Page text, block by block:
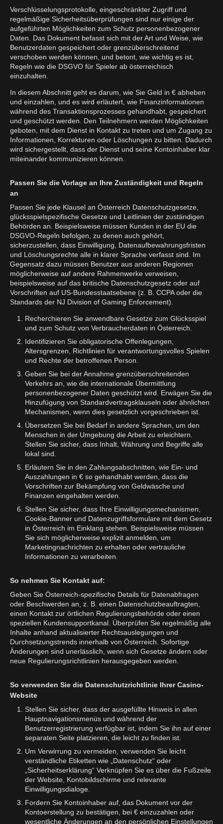
Verschlüsselungsprotokolle, eingeschränkter Zugriff und
regelmäßige Sicherheitsüberprüfungen sind nur einige der
aufgeführten Möglichkeiten zum Schutz personenbezogener
Daten. Das Dokument befasst sich mit der Art und Weise, wie
Benutzerdaten gespeichert oder grenzüberschreitend
verschoben werden können, und betont, wie wichtig es ist,
Regeln wie die DSGVO für Spieler ab österreichisch
einzuhalten.
In diesem Abschnitt geht es darum, wie Sie Geld in € abheben
und einzahlen, und es wird erläutert, wie Finanzinformationen
während des Transaktionsprozesses gehandhabt, gespeichert
und geschützt werden. Den Teilnehmern werden Möglichkeiten
geboten, mit dem Dienst in Kontakt zu treten und um Zugang zu
Informationen, Korrekturen oder Löschungen zu bitten. Dadurch
wird sichergestellt, dass der Dienst und seine Kontoinhaber klar
miteinander kommunizieren können.
Passen Sie die Vorlage an Ihre Zuständigkeit und Regeln
an
Passen Sie jede Klausel an Österreich Datenschutzgesetze,
glücksspielspezifische Gesetze und Leitlinien der zuständigen
Behörden an. Beispielsweise müssen Kunden in der EU die
DSGVO-Regeln befolgen, zu denen auch gehört,
sicherzustellen, dass Einwilligung, Datenaufbewahrungsfristen
und Löschungsrechte alle in klarer Sprache verfasst sind. Im
Gegensatz dazu müssen Benutzer aus anderen Regionen
möglicherweise auf andere Rahmenwerke verweisen,
beispielsweise auf das britische Datenschutzgesetz oder auf
Vorschriften auf US-Bundesstaatsebene (z. B. CCPA oder die
Standards der NJ Division of Gaming Enforcement).
Recherchieren Sie anwendbare Gesetze zum Glücksspiel
und zum Schutz von Verbraucherdaten in Österreich.
Identifizieren Sie obligatorische Offenlegungen,
Altersgrenzen, Richtlinien für verantwortungsvolles Spielen
und Rechte der betroffenen Person.
Geben Sie bei der Annahme grenzüberschreitenden
Verkehrs an, wie die internationale Übermittlung
personenbezogener Daten geschützt wird. Erwägen Sie die
Hinzufügung von Standardvertragsklauseln oder ähnlichen
Mechanismen, wenn dies gesetzlich vorgeschrieben ist.
Übersetzen Sie bei Bedarf in andere Sprachen, um den
Menschen in der Umgebung die Arbeit zu erleichtern.
Stellen Sie sicher, dass Inhalt, Währung und Begriffe alle
lokal sind.
Erläutern Sie in den Zahlungsabschnitten, wie Ein- und
Auszahlungen in € so gehandhabt werden, dass die
Vorschriften zur Bekämpfung von Geldwäsche und
Finanzen eingehalten werden.
Stellen Sie sicher, dass Ihre Einwilligungsmechanismen,
Cookie-Banner und Datenzugriffsformulare mit dem Gesetz
in Österreich im Einklang stehen. Beispielsweise müssen
Sie sich möglicherweise explizit anmelden, um
Marketingnachrichten zu erhalten oder vertrauliche
Informationen zu verarbeiten.
So nehmen Sie Kontakt auf:
Geben Sie Österreich-spezifische Details für Datenabfragen
oder Beschwerden an, z. B. einen Datenschutzbeauftragten,
einen Kontakt zur örtlichen Regulierungsbehörde oder einen
speziellen Kundensupportkanal. Überprüfen Sie regelmäßig alle
Inhalte anhand aktualisierter Rechtsauslegungen und
Durchsetzungstrends innerhalb von Österreich. Sofortige
Änderungen sind unerlässlich, wenn sich Gesetze ändern oder
neue Regulierungsrichtlinien herausgegeben werden.
So verwenden Sie die Datenschutzrichtlinie Ihrer Casino-
Website
Stellen Sie sicher, dass der ausgefüllte Hinweis in allen
Hauptnavigationsmenüs und während der
Benutzerregistrierung verfügbar ist, indem Sie ihn auf einer
separaten Seite platzieren, die leicht zu finden ist.
Um Verwirrung zu vermeiden, verwenden Sie leicht
verständliche Etiketten wie „Datenschutz“ oder
„Sicherheitserklärung“ Verknüpfen Sie es über die Fußzeile
der Website, Kontobildschirme und relevante
Einwilligungsdialoge.
Fordern Sie Kontoinhaber auf, das Dokument vor der
Kontoerstellung zu bestätigen, bei € einzuzahlen oder
wesentliche Änderungen an den persönlichen Einstellungen